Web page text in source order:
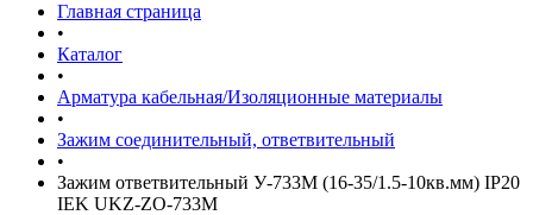
Главная страница
•
Каталог
•
Арматура кабельная/Изоляционные материалы
•
Зажим соединительный, ответвительный
•
Зажим ответвительный У-733М (16-35/1.5-10кв.мм) IP20
IEK UKZ-ZO-733M